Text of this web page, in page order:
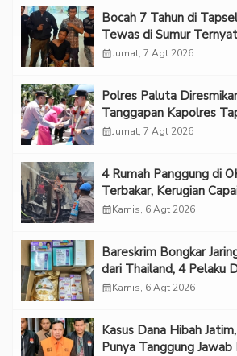
Bocah 7 Tahun di
Tewas di Sumur
Kekerasan Seksual
calendar_monthJumat, 7 Agt 2026
Polres Paluta
Tanggapan Kapolres
calendar_monthJumat, 7 Agt 2026
‎4 Rumah Panggung di
Terbakar, Kerugian
calendar_monthKamis, 6 Agt 2026
Bareskrim Bongkar
dari Thailand, 4 Pelaku
calendar_monthKamis, 6 Agt 2026
Kasus Dana Hibah
Punya Tanggung